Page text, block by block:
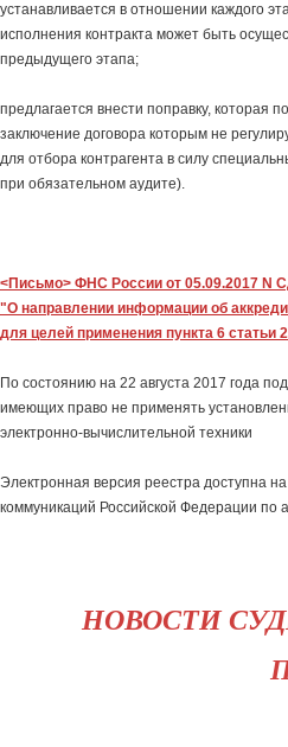
устанавливается в отношении каждого
исполнения контракта может быть
предыдущего этапа;
предлагается внести поправку, которая
заключение договора которым не
для отбора контрагента в силу
при обязательном аудите).
<Письмо> ФНС России от 05.09.2017 N
"О направлении информации об
для целей применения пункта 6 статьи
По состоянию на 22 августа 2017 года
имеющих право не применять
электронно-вычислительной техники
Электронная версия реестра доступна
коммуникаций Российской Федерации по
НОВОСТИ